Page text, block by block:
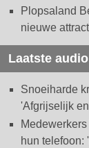
Plopsaland
nieuwe
Laatste audio
Snoeiharde
'Afgrijselijk
hun telefoon: